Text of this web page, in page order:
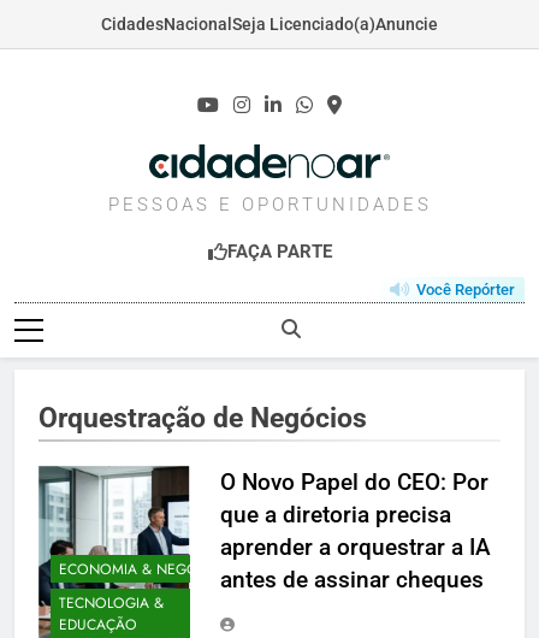
CidadesNacional Seja Licenciado(a)Anuncie
CIDADENOAR.COM
PESSOAS E OPORTUNIDADES
FAÇA PARTE
Você Repórter
Orquestração de Negócios
ECONOMIA & NEGÓCIOS
TECNOLOGIA &
EDUCAÇÃO
O Novo Papel do CEO: Por
que a diretoria precisa
aprender a orquestrar a IA
antes de assinar cheques